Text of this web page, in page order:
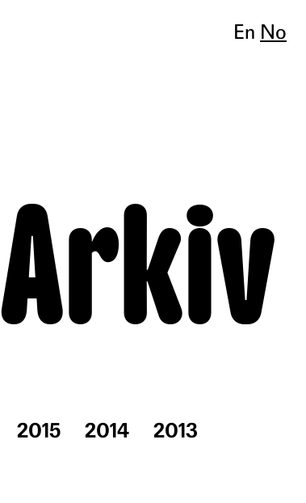
En No
Arkiv
2015 2014 2013